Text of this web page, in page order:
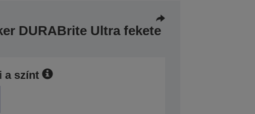
DURABrite Ultra fekete
a színt